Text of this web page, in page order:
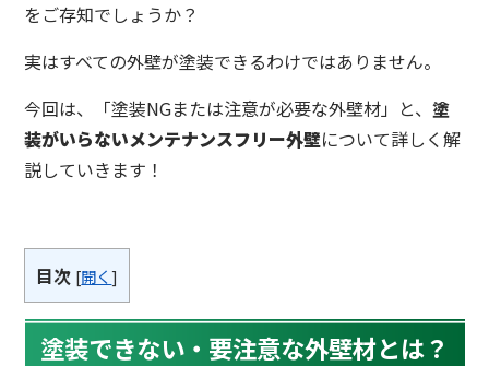
をご存知でしょうか？
実はすべての外壁が塗装できるわけではありません。
今回は、「塗装NGまたは注意が必要な外壁材」と、塗
装がいらないメンテナンスフリー外壁について詳しく解
説していきます！
目次 [開く]
塗装できない・要注意な外壁材とは？